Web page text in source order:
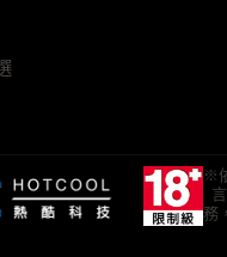
※
務